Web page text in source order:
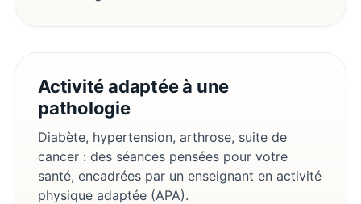
Activité adaptée à une
pathologie
Diabète, hypertension, arthrose, suite de
cancer : des séances pensées pour votre
santé, encadrées par un enseignant en activité
physique adaptée (APA).